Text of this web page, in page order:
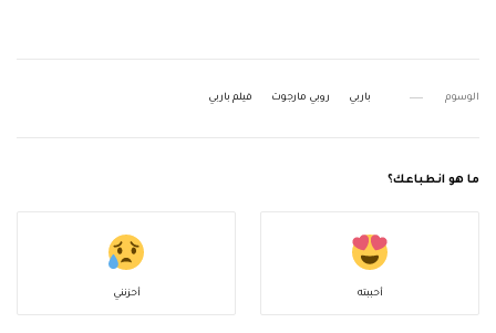
الوسوم باربي روبي مارجوت فيلم باربي
ما هو انطباعك؟
أحببته أحزنني